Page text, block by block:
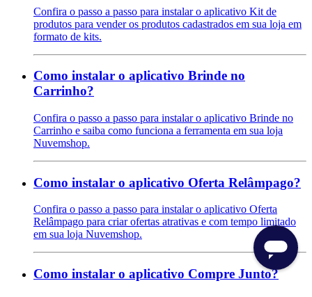
Confira o passo a passo para instalar o aplicativo Kit de
produtos para vender os produtos cadastrados em sua loja em
formato de kits.
Como instalar o aplicativo Brinde no
Carrinho?
Confira o passo a passo para instalar o aplicativo Brinde no
Carrinho e saiba como funciona a ferramenta em sua loja
Nuvemshop.
Como instalar o aplicativo Oferta Relâmpago?
Confira o passo a passo para instalar o aplicativo Oferta
Relâmpago para criar ofertas atrativas e com tempo limitado
em sua loja Nuvemshop.
Como instalar o aplicativo Compre Junto?